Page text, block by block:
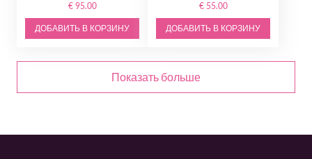
€ 95.00
ДОБАВИТЬ В КОРЗИНУ
€ 55.00
ДОБАВИТЬ В КОРЗИНУ
Показать больше